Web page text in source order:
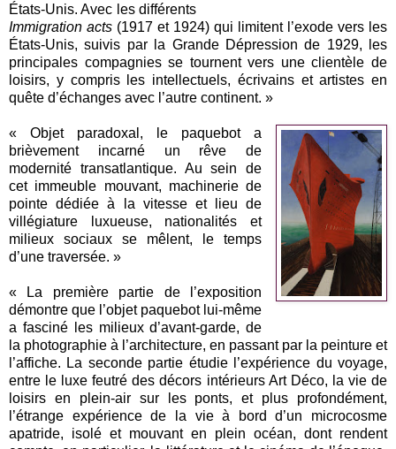
États-Unis. Avec les différents
Immigration acts (1917 et 1924) qui limitent l’exode vers les
États-Unis, suivis par la Grande Dépression de 1929, les
principales compagnies se tournent vers une clientèle de
loisirs, y compris les intellectuels, écrivains et artistes en
quête d’échanges avec l’autre continent. »
« Objet paradoxal, le paquebot a
brièvement incarné un rêve de
modernité transatlantique. Au sein de
cet immeuble mouvant, machinerie de
pointe dédiée à la vitesse et lieu de
villégiature luxueuse, nationalités et
milieux sociaux se mêlent, le temps
d’une traversée. »
« La première partie de l’exposition
démontre que l’objet paquebot lui-même
a fasciné les milieux d’avant-garde, de
la photographie à l’architecture, en passant par la peinture et
l’affiche. La seconde partie étudie l’expérience du voyage,
entre le luxe feutré des décors intérieurs Art Déco, la vie de
loisirs en plein-air sur les ponts, et plus profondément,
l’étrange expérience de la vie à bord d’un microcosme
apatride, isolé et mouvant en plein océan, dont rendent